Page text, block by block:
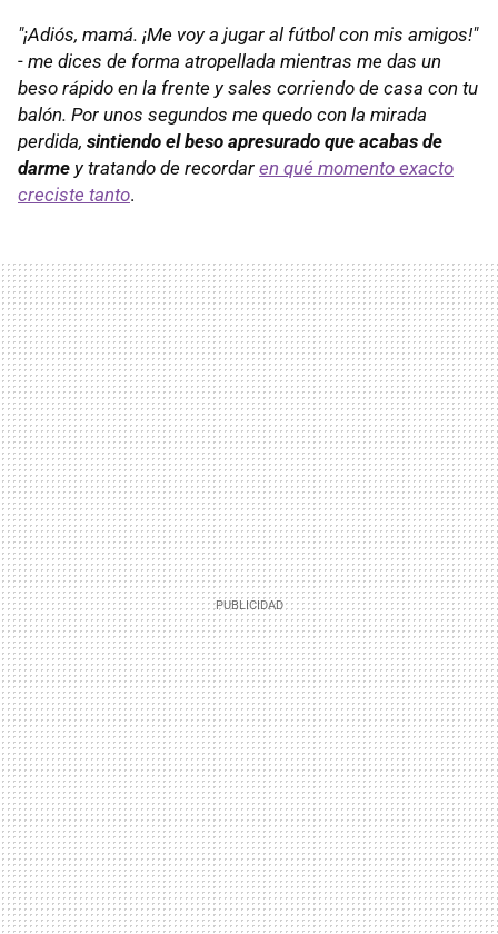
"¡Adiós, mamá. ¡Me voy a jugar al fútbol con mis amigos!"
- me dices de forma atropellada mientras me das un
beso rápido en la frente y sales corriendo de casa con tu
balón. Por unos segundos me quedo con la mirada
perdida, sintiendo el beso apresurado que acabas de
darme y tratando de recordar en qué momento exacto
creciste tanto.